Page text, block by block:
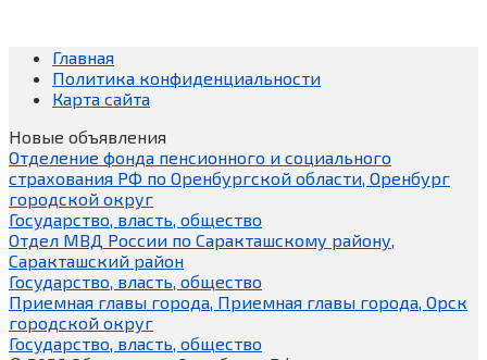
Главная
Политика конфиденциальности
Карта сайта
Новые объявления
Отделение фонда пенсионного и социального
страхования РФ по Оренбургской области, Оренбург
городской округ
Государство, власть, общество
Отдел МВД России по Саракташскому району,
Саракташский район
Государство, власть, общество
Приемная главы города, Приемная главы города, Орск
городской округ
Государство, власть, общество